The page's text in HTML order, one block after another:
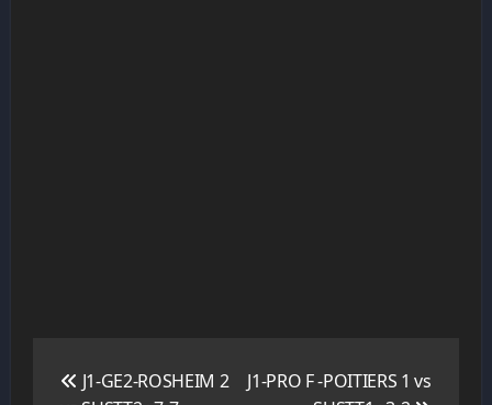
J1-GE2-ROSHEIM 2
J1-PRO F -POITIERS 1 vs